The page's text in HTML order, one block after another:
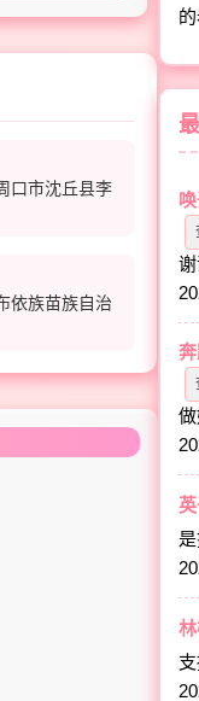
口市沈丘县李
依族苗族自治